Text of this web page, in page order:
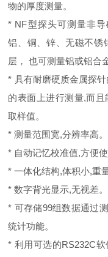
物的厚度测量。
* NF型探头可测量非
铝、铜、锌、无磁不锈
层， 也可测量铝或铝合
* 具有耐磨硬质金属探
的表面上进行测量,而
取样值。
* 测量范围宽,分辨率高。
* 自动记忆校准值,方便使
* 一体化结构,体积小,重
* 数字背光显示,无视差。
* 可存储99组数据通过
统计功能。
* 利用可选的RS232C